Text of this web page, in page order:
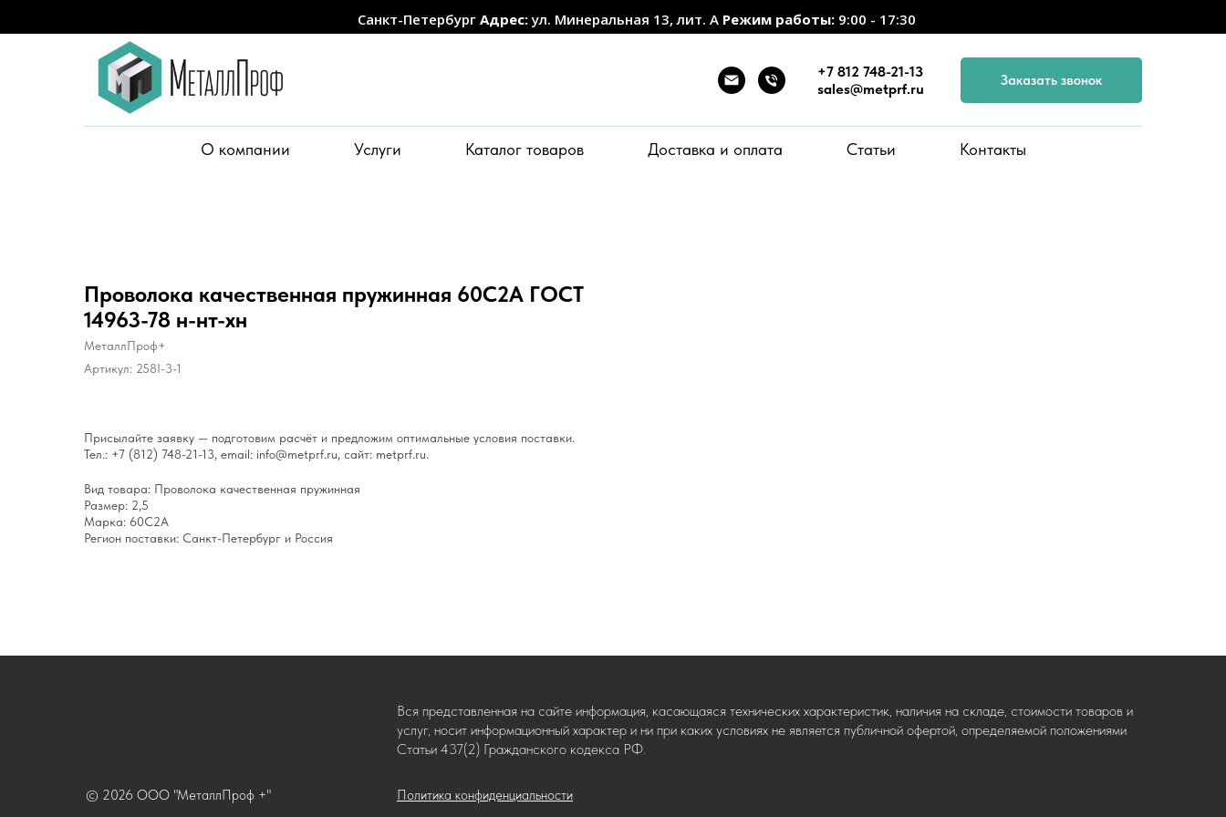
Санкт-Петербург Адрес:ул. Минеральная 13, лит. А Режим работы: 9:00 - 17:30
+7 812 748-21-13
sales@metprf.ru
Заказать звонок
О компании Услуги Каталог товаров Доставка и оплата Статьи Контакты
Проволока качественная пружинная 60С2А ГОСТ
14963-78 н-нт-хн
МеталлПроф+
Артикул: 258I-3-1
Присылайте заявку — подготовим расчёт и предложим оптимальные условия поставки.
Тел.: +7 (812) 748-21-13, email: info@metprf.ru, сайт: metprf.ru.
Вид товара: Проволока качественная пружинная
Размер: 2,5
Марка: 60С2А
Регион поставки: Санкт-Петербург и Россия
Политика конфиденциальности
© 2026 ООО "МеталлПроф +"
Вся представленная на сайте информация, касающаяся технических характеристик, наличия на складе, стоимости товаров и
услуг, носит информационный характер и ни при каких условиях не является публичной офертой, определяемой положениями
Статьи 437(2) Гражданского кодекса РФ.